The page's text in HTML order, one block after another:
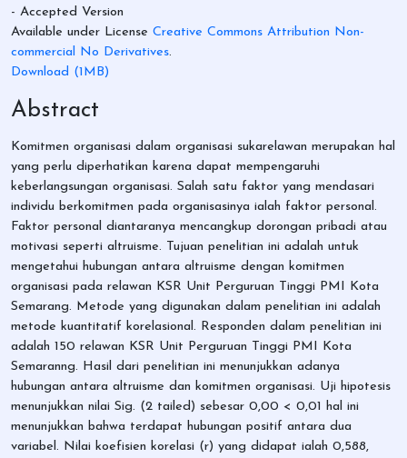
- Accepted Version
Available under License Creative Commons Attribution Non-
commercial No Derivatives.
Download (1MB)
Abstract
Komitmen organisasi dalam organisasi sukarelawan merupakan hal
yang perlu diperhatikan karena dapat mempengaruhi
keberlangsungan organisasi. Salah satu faktor yang mendasari
individu berkomitmen pada organisasinya ialah faktor personal.
Faktor personal diantaranya mencangkup dorongan pribadi atau
motivasi seperti altruisme. Tujuan penelitian ini adalah untuk
mengetahui hubungan antara altruisme dengan komitmen
organisasi pada relawan KSR Unit Perguruan Tinggi PMI Kota
Semarang. Metode yang digunakan dalam penelitian ini adalah
metode kuantitatif korelasional. Responden dalam penelitian ini
adalah 150 relawan KSR Unit Perguruan Tinggi PMI Kota
Semaranng. Hasil dari penelitian ini menunjukkan adanya
hubungan antara altruisme dan komitmen organisasi. Uji hipotesis
menunjukkan nilai Sig. (2 tailed) sebesar 0,00 < 0,01 hal ini
menunjukkan bahwa terdapat hubungan positif antara dua
variabel. Nilai koefisien korelasi (r) yang didapat ialah 0,588,